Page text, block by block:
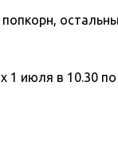
июля в 10.30 по